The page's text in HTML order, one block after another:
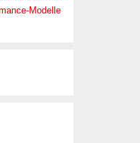
Modelle